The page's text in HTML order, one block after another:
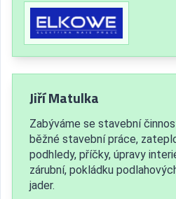
Jiří Matulka
Zabýváme se stavební
běžné stavební práce,
podhledy, příčky, úpravy
zárubní, pokládku
jader.